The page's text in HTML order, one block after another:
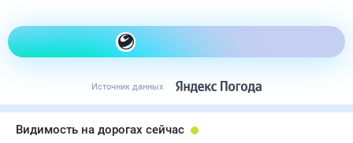
Как одеться сегодня
Источник данных
Видимость на дорогах сейчас